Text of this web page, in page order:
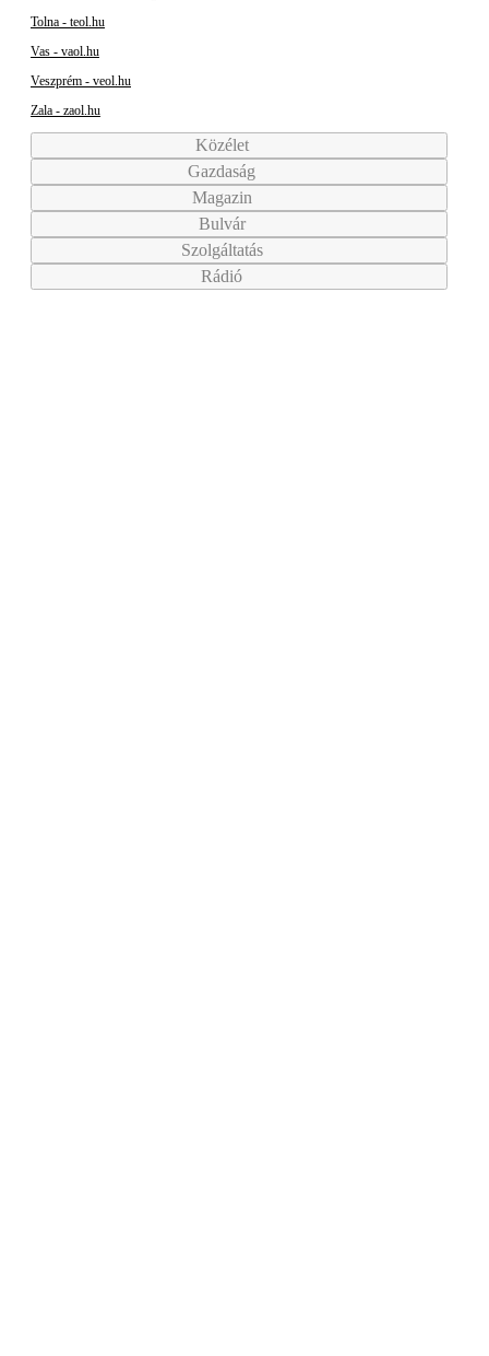
Tolna - teol.hu
Vas - vaol.hu
Veszprém - veol.hu
Zala - zaol.hu
Közélet
Gazdaság
Magazin
Bulvár
Szolgáltatás
Rádió